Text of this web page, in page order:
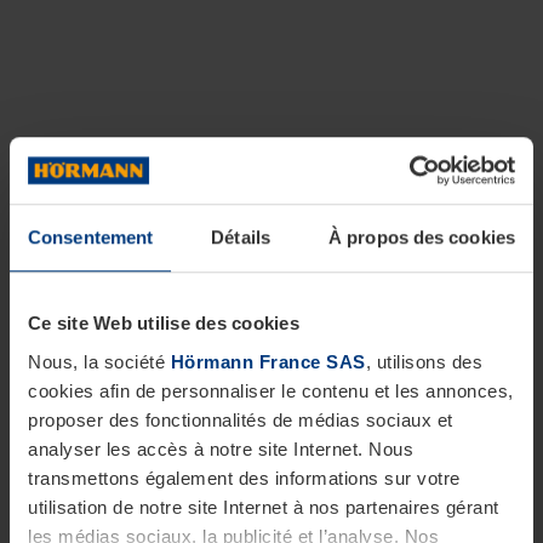
Consentement Détails À propos des cookies
Ce site Web utilise des cookies
Nous, la société Hörmann France SAS, utilisons des
cookies afin de personnaliser le contenu et les annonces,
proposer des fonctionnalités de médias sociaux et
analyser les accès à notre site Internet. Nous
transmettons également des informations sur votre
utilisation de notre site Internet à nos partenaires gérant
les médias sociaux, la publicité et l’analyse. Nos